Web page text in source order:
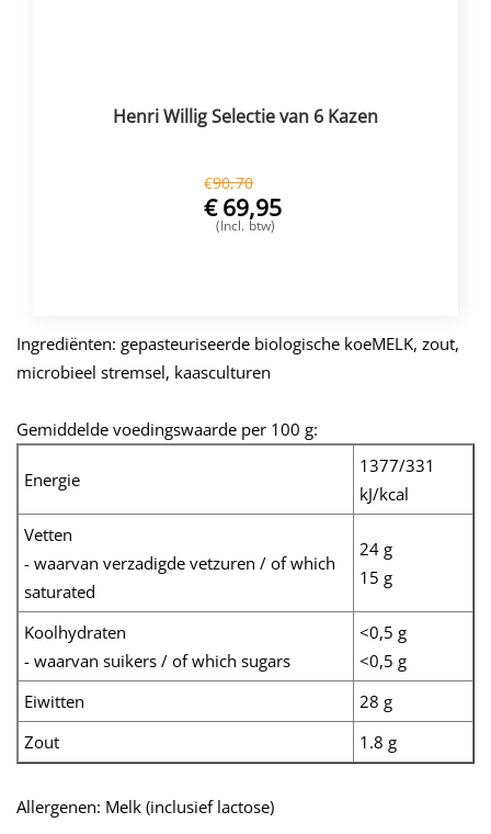
Henri Willig Selectie van 6 Kazen
€90,70
€69,95
(Incl. btw)
Ingrediënten: gepasteuriseerde biologische koeMELK, zout,
microbieel stremsel, kaasculturen
Gemiddelde voedingswaarde per 100 g:
Energie
1377/331
kJ/kcal
Vetten
- waarvan verzadigde vetzuren / of which
saturated
24 g
15 g
Koolhydraten
- waarvan suikers / of which sugars
<0,5 g
<0,5 g
Eiwitten
28 g
Zout
1.8 g
Allergenen: Melk (inclusief lactose)